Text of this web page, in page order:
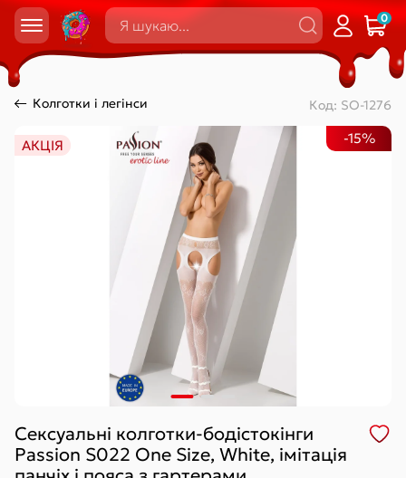
0
Колготки і легінси Код: SO-1276
АКЦІЯ -15%
Сексуальні колготки-бодістокінги
Passion S022 One Size, White, імітація